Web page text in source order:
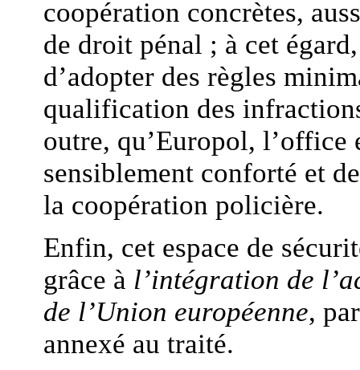
coopération concrètes,
de droit pénal ; à cet
d’adopter des règles
qualification des
outre, qu’Europol, l’office
sensiblement conforté et
la coopération policière.
Enfin, cet espace de
grâce à l’intégration de
de l’Union européenne,
annexé au traité.